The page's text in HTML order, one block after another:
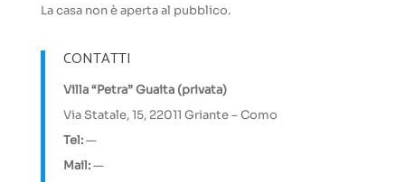
La casa non è aperta al pubblico.
CONTATTI
Villa “Petra” Guaita (privata)
Via Statale, 15, 22011 Griante – Como
Tel:—
Mail:—